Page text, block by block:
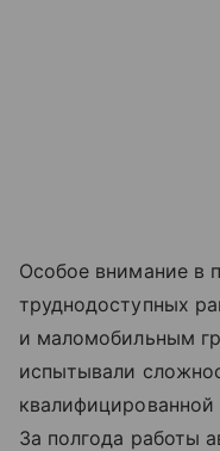
Особое внимание в
труднодоступных
и маломобильным
испытывали
За полгода работы